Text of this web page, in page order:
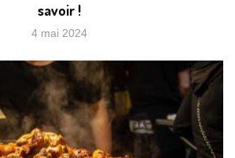
savoir !
4 mai 2024